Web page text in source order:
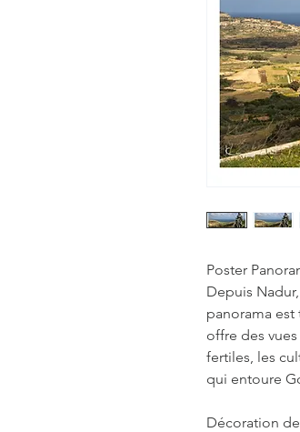
Poster
Depuis
panorama est
offre des
fertiles, les
qui entoure
Décoration